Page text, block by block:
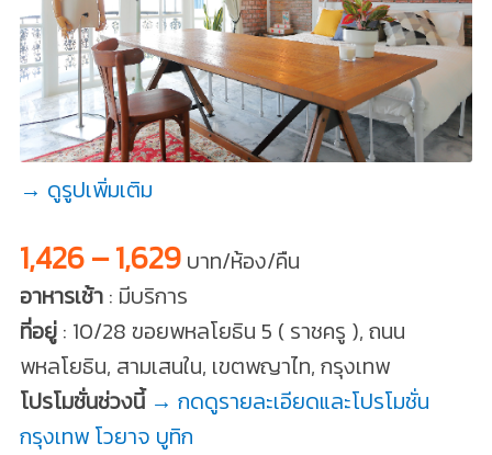
→ ดูรูปเพิ่มเติม
1,426 – 1,629บาท/ห้อง/คืน
อาหารเช้า: มีบริการ
ที่อยู่: 10/28 ฃอยพหลโยธิน 5 ( ราชครู ), ถนน
พหลโยธิน, สามเสนใน, เขตพญาไท, กรุงเทพ
โปรโมชั่นช่วงนี้ → กดดูรายละเอียดและโปรโมชั่น
กรุงเทพ โวยาจ บูทิก